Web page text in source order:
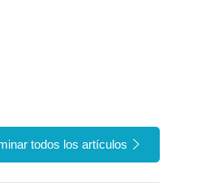
todos los artículos